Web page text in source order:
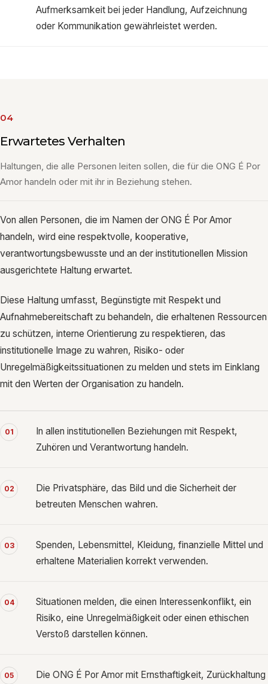
Aufmerksamkeit bei jeder Handlung, Aufzeichnung
oder Kommunikation gewährleistet werden.
04
Erwartetes Verhalten
Haltungen, die alle Personen leiten sollen, die für die ONG É Por
Amor handeln oder mit ihr in Beziehung stehen.
Von allen Personen, die im Namen der ONG É Por Amor
handeln, wird eine respektvolle, kooperative,
verantwortungsbewusste und an der institutionellen Mission
ausgerichtete Haltung erwartet.
Diese Haltung umfasst, Begünstigte mit Respekt und
Aufnahmebereitschaft zu behandeln, die erhaltenen Ressourcen
zu schützen, interne Orientierung zu respektieren, das
institutionelle Image zu wahren, Risiko- oder
Unregelmäßigkeitssituationen zu melden und stets im Einklang
mit den Werten der Organisation zu handeln.
01
In allen institutionellen Beziehungen mit Respekt,
Zuhören und Verantwortung handeln.
02
Die Privatsphäre, das Bild und die Sicherheit der
betreuten Menschen wahren.
03
Spenden, Lebensmittel, Kleidung, finanzielle Mittel und
erhaltene Materialien korrekt verwenden.
04
Situationen melden, die einen Interessenkonflikt, ein
Risiko, eine Unregelmäßigkeit oder einen ethischen
Verstoß darstellen können.
05
Die ONG É Por Amor mit Ernsthaftigkeit, Zurückhaltung